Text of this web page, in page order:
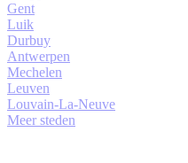
Gent
Luik
Durbuy
Antwerpen
Mechelen
Leuven
Louvain-La-Neuve
Meer steden